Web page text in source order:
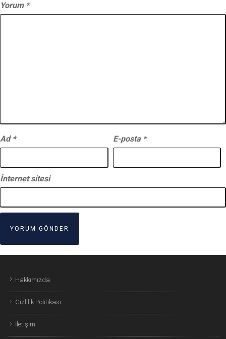
Yorum *
Ad * E-posta *
İnternet sitesi
Hakkımızda
Gizlilik Politikası
İletişim